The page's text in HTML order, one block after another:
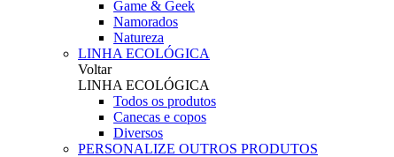
Game & Geek
Namorados
Natureza
LINHA ECOLÓGICA
Voltar
LINHA ECOLÓGICA
Todos os produtos
Canecas e copos
Diversos
PERSONALIZE OUTROS PRODUTOS